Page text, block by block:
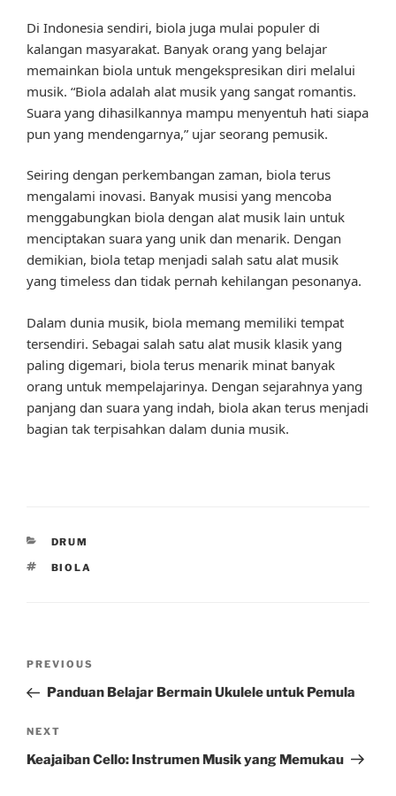
Di Indonesia sendiri, biola juga mulai populer di
kalangan masyarakat. Banyak orang yang belajar
memainkan biola untuk mengekspresikan diri melalui
musik. “Biola adalah alat musik yang sangat romantis.
Suara yang dihasilkannya mampu menyentuh hati siapa
pun yang mendengarnya,” ujar seorang pemusik.
Seiring dengan perkembangan zaman, biola terus
mengalami inovasi. Banyak musisi yang mencoba
menggabungkan biola dengan alat musik lain untuk
menciptakan suara yang unik dan menarik. Dengan
demikian, biola tetap menjadi salah satu alat musik
yang timeless dan tidak pernah kehilangan pesonanya.
Dalam dunia musik, biola memang memiliki tempat
tersendiri. Sebagai salah satu alat musik klasik yang
paling digemari, biola terus menarik minat banyak
orang untuk mempelajarinya. Dengan sejarahnya yang
panjang dan suara yang indah, biola akan terus menjadi
bagian tak terpisahkan dalam dunia musik.
CATEGORIES
DRUM
TAGS
BIOLA
Previous
Post
PREVIOUS
Panduan Belajar Bermain Ukulele untuk Pemula
Next
Post
NEXT
Keajaiban Cello: Instrumen Musik yang Memukau